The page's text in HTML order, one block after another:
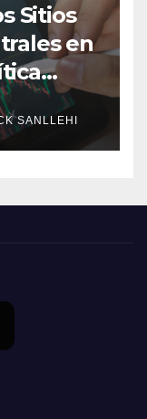
Sitios
en
SANLLEHI